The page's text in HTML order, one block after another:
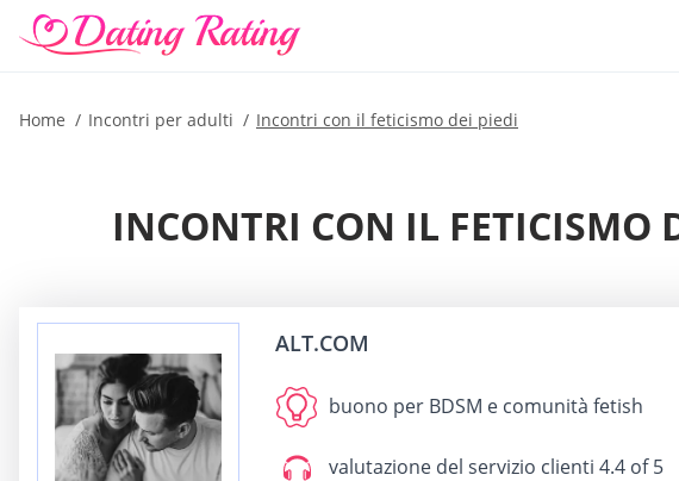
Home Incontri per adulti Incontri con il feticismo dei piedi
INCONTRI CON IL FETICISMO
ALT.COM
buono per BDSM e comunità fetish
valutazione del servizio clienti 4.4 of 5